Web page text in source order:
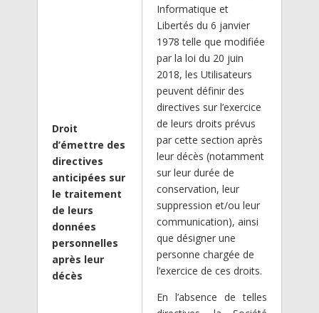
Droit
d’émettre des
directives
anticipées sur
le traitement
de leurs
données
personnelles
après leur
décès
Informatique et
Libertés du 6 janvier
1978 telle que modifiée
par la loi du 20 juin
2018, les Utilisateurs
peuvent définir des
directives sur l’exercice
de leurs droits prévus
par cette section après
leur décès (notamment
sur leur durée de
conservation, leur
suppression et/ou leur
communication), ainsi
que désigner une
personne chargée de
l’exercice de ces droits.
En l’absence de telles